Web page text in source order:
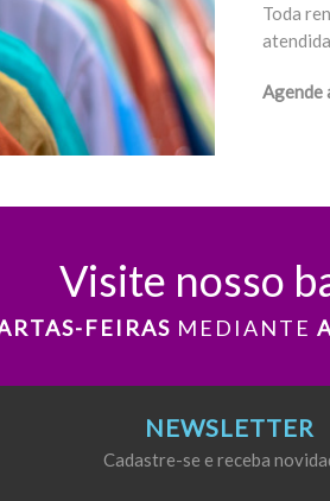
Toda
Agende
Visite nosso
FEIRAS MEDIANTE
NEWSLETTER
Cadastre-se e receba